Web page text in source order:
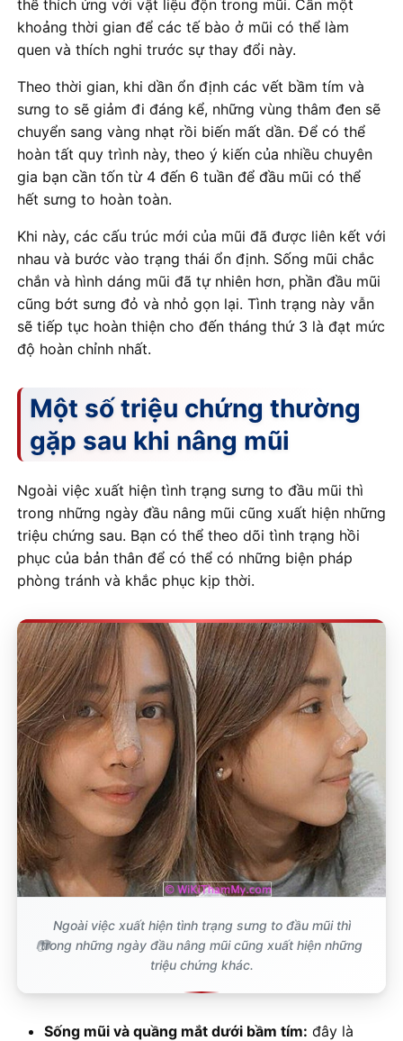
thể thích ứng với vật liệu độn trong mũi. Cần một
khoảng thời gian để các tế bào ở mũi có thể làm
quen và thích nghi trước sự thay đổi này.
Theo thời gian, khi dần ổn định các vết bầm tím và
sưng to sẽ giảm đi đáng kể, những vùng thâm đen sẽ
chuyển sang vàng nhạt rồi biến mất dần. Để có thể
hoàn tất quy trình này, theo ý kiến của nhiều chuyên
gia bạn cần tốn từ 4 đến 6 tuần để đầu mũi có thể
hết sưng to hoàn toàn.
Khi này, các cấu trúc mới của mũi đã được liên kết với
nhau và bước vào trạng thái ổn định. Sống mũi chắc
chắn và hình dáng mũi đã tự nhiên hơn, phần đầu mũi
cũng bớt sưng đỏ và nhỏ gọn lại. Tình trạng này vẫn
sẽ tiếp tục hoàn thiện cho đến tháng thứ 3 là đạt mức
độ hoàn chỉnh nhất.
Một số triệu chứng thường
gặp sau khi nâng mũi
Ngoài việc xuất hiện tình trạng sưng to đầu mũi thì
trong những ngày đầu nâng mũi cũng xuất hiện những
triệu chứng sau. Bạn có thể theo dõi tình trạng hồi
phục của bản thân để có thể có những biện pháp
phòng tránh và khắc phục kịp thời.
Ngoài việc xuất hiện tình trạng sưng to đầu mũi thì
trong những ngày đầu nâng mũi cũng xuất hiện những
triệu chứng khác.
Sống mũi và quầng mắt dưới bầm tím: đây là